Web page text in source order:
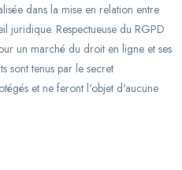
dans la mise en relation entre
juridique. Respectueuse du RGPD
un marché du droit en ligne et ses
sont tenus par le secret
et ne feront l'objet d'aucune